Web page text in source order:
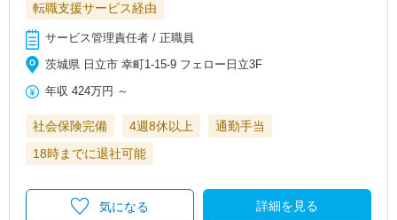
転職支援サービス経由
サービス管理責任者 / 正職員
茨城県 日立市 幸町1-15-9 フェロー日立3F
年収 424万円 ～
社会保険完備 4週8休以上
通勤手当
18時までに退社可能
詳細を見る
気になる